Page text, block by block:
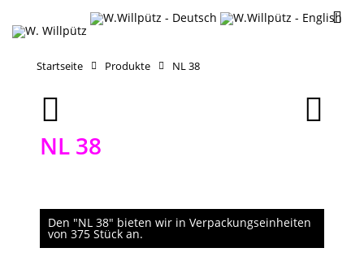
Startseite Produkte NL 38
NL 38
Den "NL 38" bieten wir in Verpackungseinheiten
von 375 Stück an.